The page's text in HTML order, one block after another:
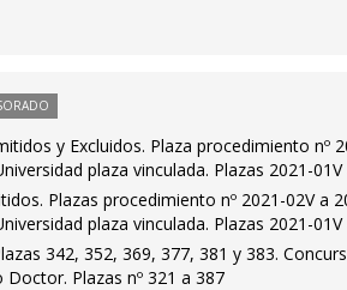
y Excluidos. Plaza procedimiento nº
plaza vinculada. Plazas 2021-
Plazas procedimiento nº 2021-02V a
plaza vinculada. Plazas 2021-
342, 352, 369, 377, 381 y 383.
Plazas nº 321 a 387